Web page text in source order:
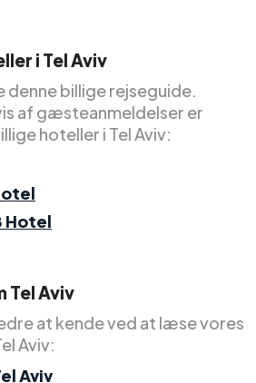
i Tel Aviv
denne billige rejseguide.
af gæsteanmeldelser er
hoteller i Tel Aviv:
Hotel
Tel Aviv
at kende ved at læse vores
Aviv:
Aviv